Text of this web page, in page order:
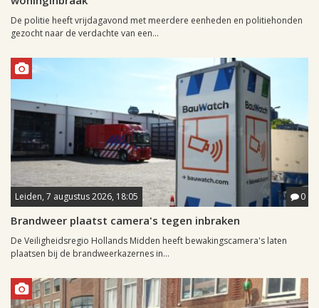
De politie heeft vrijdagavond met meerdere eenheden en politiehonden
gezocht naar de verdachte van een...
Leiden, 7 augustus 2026, 18:05 0
Brandweer plaatst camera's tegen inbraken
De Veiligheidsregio Hollands Midden heeft bewakingscamera's laten
plaatsen bij de brandweerkazernes in...